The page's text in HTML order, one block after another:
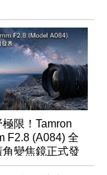
限！Tamron
F2.8 (A084) 全
角變焦鏡正式發